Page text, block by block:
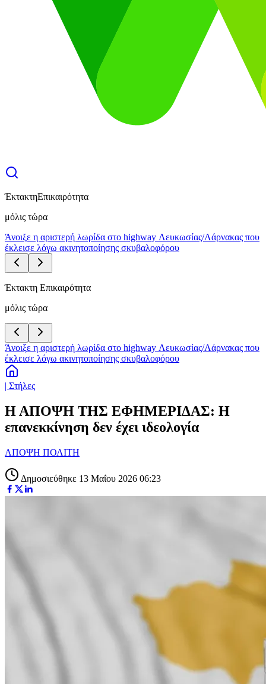
ΈκτακτηΕπικαιρότητα
μόλις τώρα
Άνοιξε η αριστερή λωρίδα στο highway Λευκωσίας/Λάρνακας που
έκλεισε λόγω ακινητοποίησης σκυβαλοφόρου
Έκτακτη Επικαιρότητα
μόλις τώρα
Άνοιξε η αριστερή λωρίδα στο highway Λευκωσίας/Λάρνακας που
έκλεισε λόγω ακινητοποίησης σκυβαλοφόρου
| Στήλες
Η ΑΠΟΨΗ ΤΗΣ ΕΦΗΜΕΡΙΔΑΣ: Η
επανεκκίνηση δεν έχει ιδεολογία
ΑΠΟΨΗ ΠΟΛΙΤΗ
Δημοσιεύθηκε 13 Μαΐου 2026 06:23